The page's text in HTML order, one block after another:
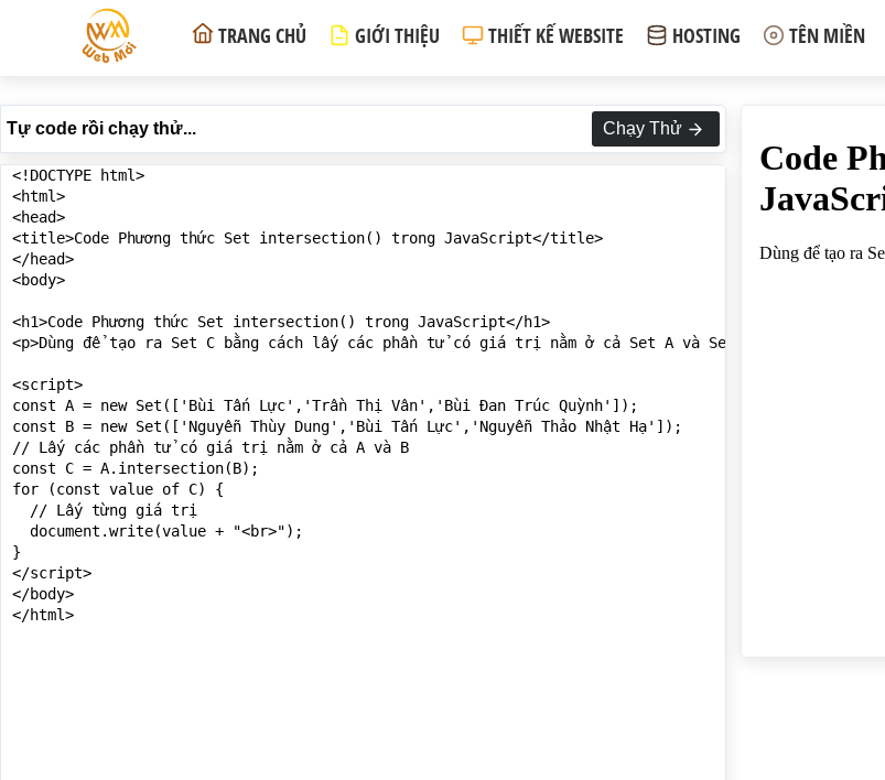
TRANG CHỦ GIỚI THIỆU THIẾT KẾ WEBSITE HOSTING TÊN MIỀN
Tự code rồi chạy thử... Chạy Thử
<!DOCTYPE html>
<html>
<head>
<title>Code Phương thức Set intersection() trong JavaScript</title>
</head>
<body>
<h1>Code Phương thức Set intersection() trong JavaScript</h1>
<p>Dùng để tạo ra Set C bằng cách lấy các phần tử có giá trị nằm ở cả Set A và Set B:</p>
<script>
const A = new Set(['Bùi Tấn Lực','Trần Thị Vân','Bùi Đan Trúc Quỳnh']);
const B = new Set(['Nguyễn Thùy Dung','Bùi Tấn Lực','Nguyễn Thảo Nhật Hạ']);
// Lấy các phần tử có giá trị nằm ở cả A và B
const C = A.intersection(B);
for (const value of C) {
  // Lấy từng giá trị
  document.write(value + "<br>");
}
</script>
</body>
</html>